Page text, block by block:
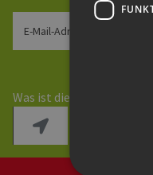
E-Mail-Adresse
Was ist die Summe aus 9